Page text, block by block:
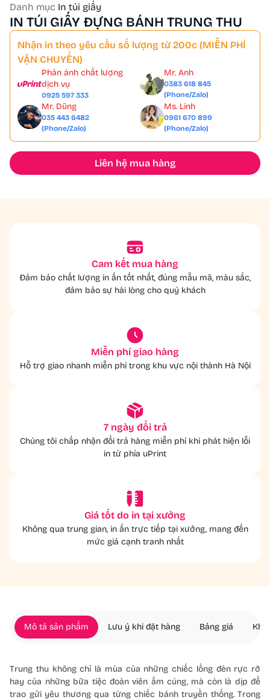
Danh mục In túi giấy
IN TÚI GIẤY ĐỰNG BÁNH TRUNG THU
Nhận in theo yêu cầu số lượng từ 200c (MIỄN PHÍ
VẬN CHUYỂN)
Phản ánh chất lượng
dịch vụ
0925 597 333
Mr. Anh
0383 618 845
(Phone/Zalo)
Mr. Dũng
035 443 6482
(Phone/Zalo)
Ms. Linh
0961 670 899
(Phone/Zalo)
Liên hệ mua hàng
Cam kết mua hàng
Đảm bảo chất lượng in ấn tốt nhất, đúng mẫu mã, màu sắc,
đảm bảo sự hài lòng cho quý khách
Miễn phí giao hàng
Hỗ trợ giao nhanh miễn phí trong khu vực nội thành Hà Nội
7 ngày đổi trả
Chúng tôi chấp nhận đổi trả hàng miễn phí khi phát hiện lỗi
in từ phía uPrint
Giá tốt do in tại xưởng
Không qua trung gian, in ấn trực tiếp tại xưởng, mang đến
mức giá cạnh tranh nhất
Mô tả sản phẩm Lưu ý khi đặt hàng Bảng giá
Trung thu không chỉ là mùa của những chiếc lồng đèn rực rỡ
hay của những bữa tiệc đoàn viên ấm cúng, mà còn là dịp để
trao gửi yêu thương qua từng chiếc bánh truyền thống. Trong